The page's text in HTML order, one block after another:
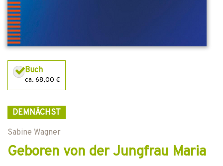
Buch
ca. 68,00 €
DEMNÄCHST
Sabine Wagner
Geboren von der Jungfrau Maria